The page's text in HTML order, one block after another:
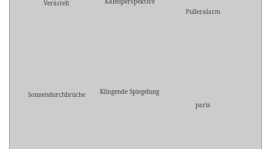
Verästelt
Pulleralarm
Sonnendurchbrüche
Klingende Spiegelung
paris